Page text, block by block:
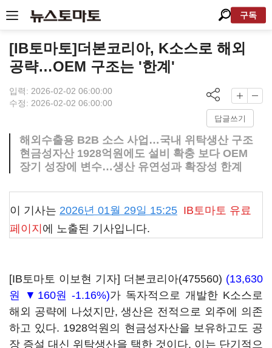
구독
[IB토마토]더본코리아, K소스로 해외
공략…OEM 구조는 '한계'
입력: 2026-02-02 06:00:00
수정: 2026-02-02 06:00:00
답글쓰기
해외수출용 B2B 소스 사업…국내 위탁생산 구조
현금성자산 1928억원에도 설비 확충 보다 OEM
장기 성장에 변수…생산 유연성과 확장성 한계
이 기사는 2026년 01월 29일 15:25 IB토마토 유료
페이지 에 노출된 기사입니다.
[IB토마토 이보현 기자] 더본코리아(475560) (13,630
원 ▼160원 -1.16%)가 독자적으로 개발한 K소스로
해외 공략에 나섰지만, 생산은 전적으로 외주에 의존
하고 있다. 1928억원의 현금성자산을 보유하고도 공
장 증설 대신 위탁생산을 택한 것이다. 이는 단기적으